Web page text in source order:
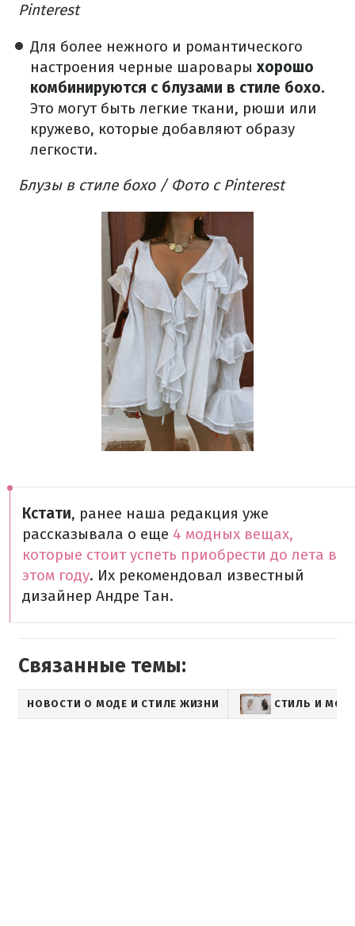
Pinterest
Для более нежного и романтического
настроения черные шаровары хорошо
комбинируются с блузами в стиле бохо.
Это могут быть легкие ткани, рюши или
кружево, которые добавляют образу
легкости.
Блузы в стиле бохо / Фото с Pinterest
Кстати, ранее наша редакция уже
рассказывала о еще 4 модных вещах,
которые стоит успеть приобрести до лета в
этом году. Их рекомендовал известный
дизайнер Андре Тан.
Связанные темы:
НОВОСТИ О МОДЕ И СТИЛЕ ЖИЗНИ СТИЛЬ И